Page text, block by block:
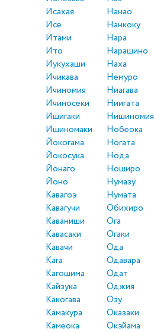
Исахая
Исе
Итами
Ито
Иукухаши
Ичикава
Ичиномия
Ичиносеки
Ишигаки
Ишиномаки
Йокогама
Йокосука
Йонаго
Йоно
Кавагоэ
Кавагучи
Каваниши
Кавасаки
Кавачи
Кага
Кагошима
Кайзука
Какогава
Камакура
Камеока
Нанао
Нанкоку
Нара
Нарашино
Наха
Немуро
Ниагава
Ниигата
Нишиномия
Нобеока
Ногата
Нода
Ноширо
Нумазу
Нумата
Обихиро
Ога
Огаки
Ода
Одавара
Одат
Оджия
Озу
Оказаки
Окэйама